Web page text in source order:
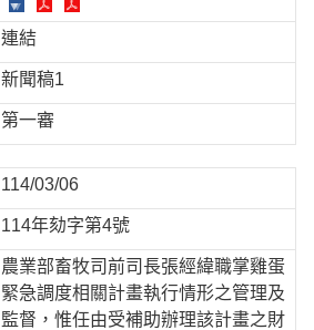
連結
新聞稿1
第一審
114/03/06
114年劾字第4號
農業部畜牧司前司長張經緯職掌雞蛋
緊急調度相關計畫執行情形之管理及
監督，惟任由受補助辦理該計畫之財